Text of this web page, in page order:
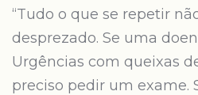
“Tudo o que se repetir
desprezado. Se uma
Urgências com queixas
preciso pedir um exame.